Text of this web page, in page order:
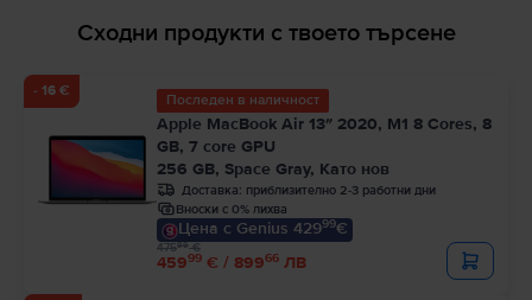
Сходни продукти с твоето търсене
- 16 €
Последен в наличност
Apple MacBook Air 13″ 2020, M1 8 Cores, 8
GB, 7 core GPU
256 GB, Space Gray, Като нов
Доставка: приблизително 2-3 работни дни
Вноски с 0% лихва
Цена с Genius 42999€
45999 € / 89966 ЛВ
47599€